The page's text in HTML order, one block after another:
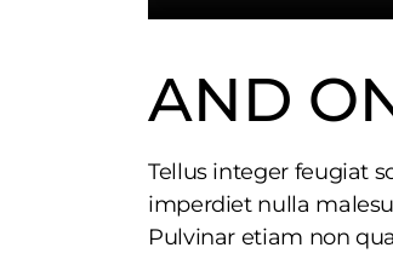
AND
Tellus integer feugiat
imperdiet nulla
Pulvinar etiam non